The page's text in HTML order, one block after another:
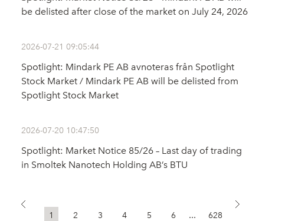
be delisted after close of the market on July 24, 2026
2026-07-21 09:05:44
Spotlight: Mindark PE AB avnoteras från Spotlight
Stock Market / Mindark PE AB will be delisted from
Spotlight Stock Market
2026-07-20 10:47:50
Spotlight: Market Notice 85/26 – Last day of trading
in Smoltek Nanotech Holding AB’s BTU
1 2 3 4 5 6 ... 628